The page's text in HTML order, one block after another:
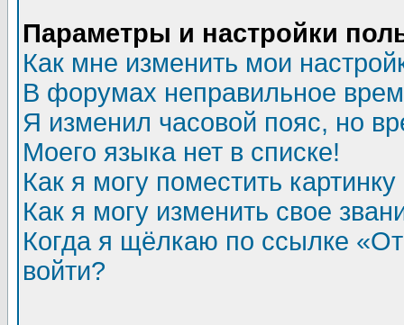
Параметры и настройки
Как мне изменить мои
В форумах неправильное
Я изменил часовой пояс, но
Моего языка нет в списке!
Как я могу поместить
Как я могу изменить свое
Когда я щёлкаю по ссылке
войти?